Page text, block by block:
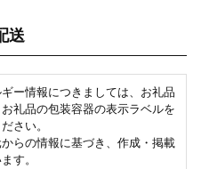
送
ー情報につきましては、お礼品
礼品の包装容器の表示ラベルを
さい。
らの情報に基づき、作成・掲載
す。